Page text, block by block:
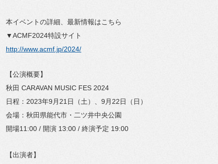
本イベントの詳細、最新情報はこちら
▼ACMF2024特設サイト
http://www.acmf.jp/2024/
【公演概要】
秋田 CARAVAN MUSIC FES 2024
日程：2023年9月21日（土）、9月22日（日）
会場：秋田県能代市・二ツ井中央公園
開場11:00 / 開演 13:00 / 終演予定 19:00
【出演者】